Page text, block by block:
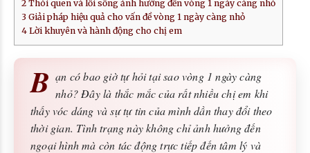
2 Thói quen và lối sống ảnh hưởng đến vòng 1 ngày càng nhỏ
3 Giải pháp hiệu quả cho vấn đề vòng 1 ngày càng nhỏ
4 Lời khuyên và hành động cho chị em
B ạn có bao giờ tự hỏi tại sao vòng 1 ngày càng
nhỏ? Đây là thắc mắc của rất nhiều chị em khi
thấy vóc dáng và sự tự tin của mình dần thay đổi theo
thời gian. Tình trạng này không chỉ ảnh hưởng đến
ngoại hình mà còn tác động trực tiếp đến tâm lý và